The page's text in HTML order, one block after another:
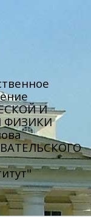
И
ФИЗИКИ